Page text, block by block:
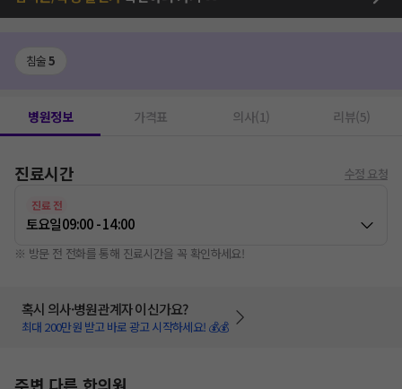
침술5
병원정보 가격표 의사(1) 리뷰(5)
진료시간 수정 요청
진료 전
토요일09:00 - 14:00
※ 방문 전 전화를 통해 진료시간을 꼭 확인하세요!
혹시 의사·병원관계자 이신가요?
최대 200만원 받고 바로 광고 시작하세요! 💰💰